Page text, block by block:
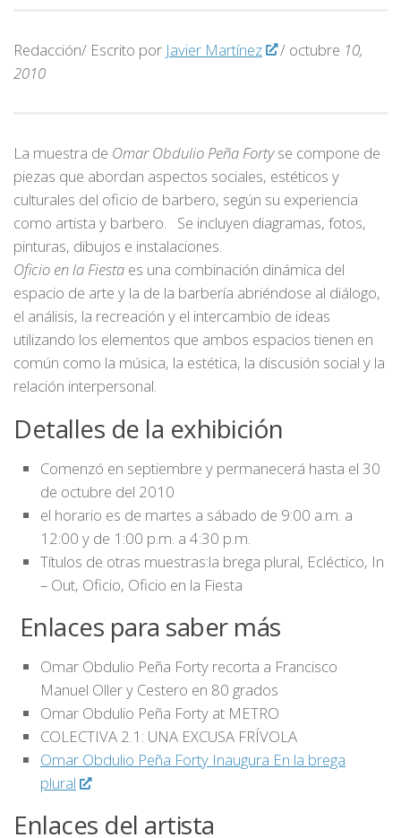
Redacción/ Escrito por Javier Martínez / octubre 10,
2010
La muestra de Omar Obdulio Peña Fortyse compone de
piezas que abordan aspectos sociales, estéticos y
culturales del oficio de barbero, según su experiencia
como artista y barbero. Se incluyen diagramas, fotos,
pinturas, dibujos e instalaciones.
Oficio en la Fiesta es una combinación dinámica del
espacio de arte y la de la barbería abriéndose al diálogo,
el análisis, la recreación y el intercambio de ideas
utilizando los elementos que ambos espacios tienen en
común como la música, la estética, la discusión social y la
relación interpersonal.
Detalles de la exhibición
Comenzó en septiembre y permanecerá hasta el 30
de octubre del 2010
el horario es de martes a sábado de 9:00 a.m. a
12:00 y de 1:00 p.m. a 4:30 p.m.
Títulos de otras muestras:la brega plural, Ecléctico, In
– Out, Oficio, Oficio en la Fiesta
Enlaces para saber más
Omar Obdulio Peña Forty recorta a Francisco
Manuel Oller y Cestero en 80 grados
Omar Obdulio Peña Forty at METRO
COLECTIVA 2.1: UNA EXCUSA FRÍVOLA
Omar Obdulio Peña Forty Inaugura En la brega
plural
Enlaces del artista